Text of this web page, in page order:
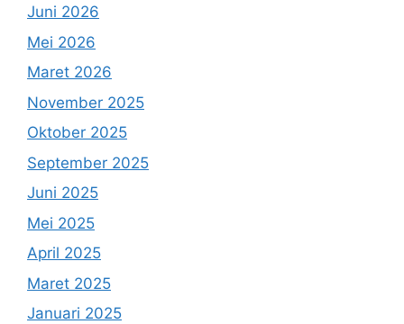
Juni 2026
Mei 2026
Maret 2026
November 2025
Oktober 2025
September 2025
Juni 2025
Mei 2025
April 2025
Maret 2025
Januari 2025